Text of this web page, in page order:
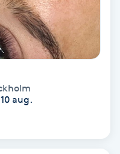
aug.